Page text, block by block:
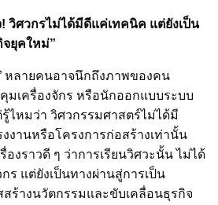
! วิศวกรไม่ได้มีดีแค่เทคนิค แต่ยังเป็น
จยุคใหม่”
หลายคนอาจนึกถึงภาพของคน
มเครื่องจักร หรือนักออกแบบระบบ
หมว่า วิศวกรรมศาสตร์ไม่ได้มี
งานหรือโครงการก่อสร้างเท่านั้น
องราวดี ๆ ว่าการเรียนวิศวะนั้น ไม่ได้
ร แต่ยังเป็นทางผ่านสู่การเป็น
สร้างนวัตกรรมและขับเคลื่อนธุรกิจ